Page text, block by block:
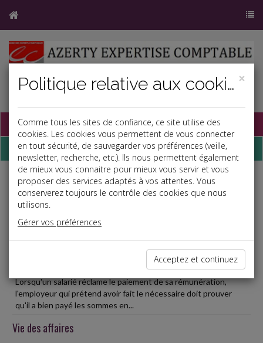
Base documentaire
Dépêches
Liste des dernières dépêches
Social
BULLETIN DE PAIE + COPIE DE CHÈQUE NE PROUVENT PAS
Lorsqu'un salarié réclame le paiement de sa rémunération,
l'employeur qui prétend avoir fait le nécessaire doit prouver
qu'il a bien payé les sommes en...
Vie des affaires
×
Politique relative aux cookies
Comme tous les sites de confiance, ce site utilise des
cookies. Les cookies vous permettent de vous connecter
en tout sécurité, de sauvegarder vos préférences (veille,
newsletter, recherche, etc.). Ils nous permettent également
de mieux vous connaitre pour mieux vous servir et vous
proposer des services adaptés à vos attentes. Vous
conserverez toujours le contrôle des cookies que nous
utilisons.
Gérer vos préférences
Acceptez et continuez